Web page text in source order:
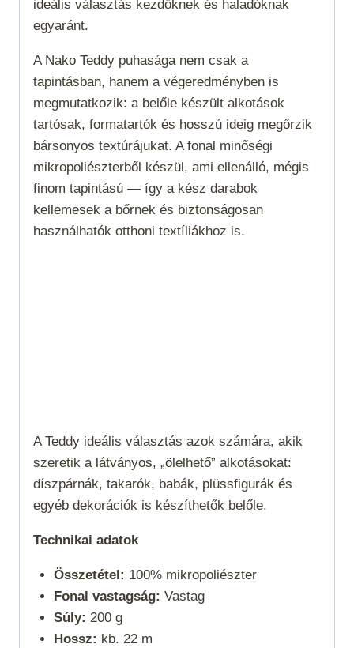
ideális választás kezdőknek és haladóknak
egyaránt.
A Nako Teddy puhasága nem csak a
tapintásban, hanem a végeredményben is
megmutatkozik: a belőle készült alkotások
tartósak, formatartók és hosszú ideig megőrzik
bársonyos textúrájukat. A fonal minőségi
mikropoliészterből készül, ami ellenálló, mégis
finom tapintású — így a kész darabok
kellemesek a bőrnek és biztonságosan
használhatók otthoni textíliákhoz is.
A Teddy ideális választás azok számára, akik
szeretik a látványos, „ölelhető” alkotásokat:
díszpárnák, takarók, babák, plüssfigurák és
egyéb dekorációk is készíthetők belőle.
Technikai adatok
Összetétel: 100% mikropoliészter
Fonal vastagság: Vastag
Súly: 200 g
Hossz: kb. 22 m